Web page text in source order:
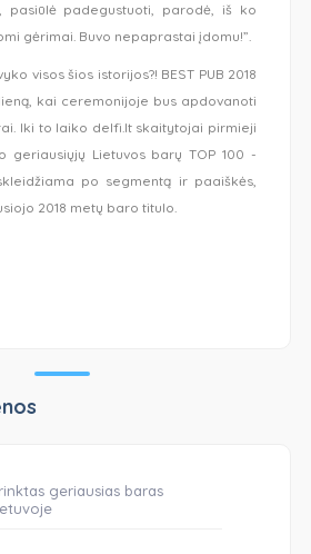
pasiūlė padegustuoti, parodė, iš ko
gėrimai. Buvo nepaprastai įdomu!”.
visos šios istorijos?! BEST PUB 2018
kai ceremonijoje bus apdovanoti
Iki to laiko delfi.lt skaitytojai pirmieji
geriausiųjų Lietuvos barų TOP 100 -
po segmentą ir paaiškės,
2018 metų baro titulo.
geriausias baras